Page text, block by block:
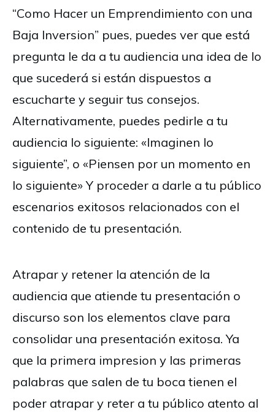
“Como Hacer un Emprendimiento con una
Baja Inversion” pues, puedes ver que está
pregunta le da a tu audiencia una idea de lo
que sucederá si están dispuestos a
escucharte y seguir tus consejos.
Alternativamente, puedes pedirle a tu
audiencia lo siguiente: «Imaginen lo
siguiente”, o «Piensen por un momento en
lo siguiente» Y proceder a darle a tu público
escenarios exitosos relacionados con el
contenido de tu presentación.
Atrapar y retener la atención de la
audiencia que atiende tu presentación o
discurso son los elementos clave para
consolidar una presentación exitosa. Ya
que la primera impresion y las primeras
palabras que salen de tu boca tienen el
poder atrapar y reter a tu público atento al